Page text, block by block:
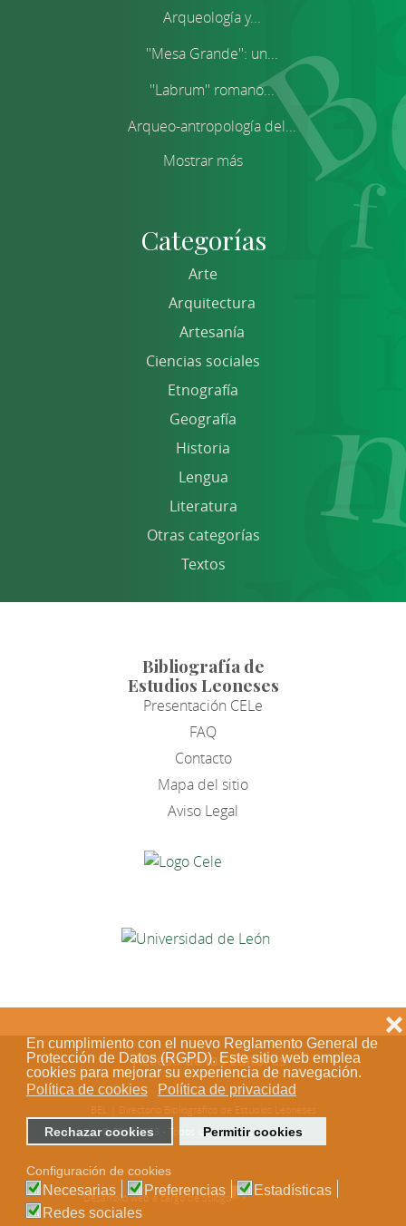
En cumplimiento con el nuevo Reglamento General de
Protección de Datos (RGPD). Este sitio web emplea
cookies para mejorar su experiencia de navegación.
Política de cookies
Política de privacidad
Rechazar cookies Permitir cookies
❌
Configuración de cookies
Necesarias Preferencias
Estadísticas
Redes sociales
Arqueología y...
''Mesa Grande'': un...
''Labrum'' romano...
Arqueo-antropología del...
Mostrar más
Categorías
Arte
Arquitectura
Artesanía
Ciencias sociales
Etnografía
Geografía
Historia
Lengua
Literatura
Otras categorías
Textos
Bibliografía de
Estudios Leoneses
Presentación CELe
FAQ
Contacto
Mapa del sitio
Aviso Legal
Acceso de los editores
© 2018-2023 - Todos los derechos reservados
Desarrollo web a cargo de Stílogo